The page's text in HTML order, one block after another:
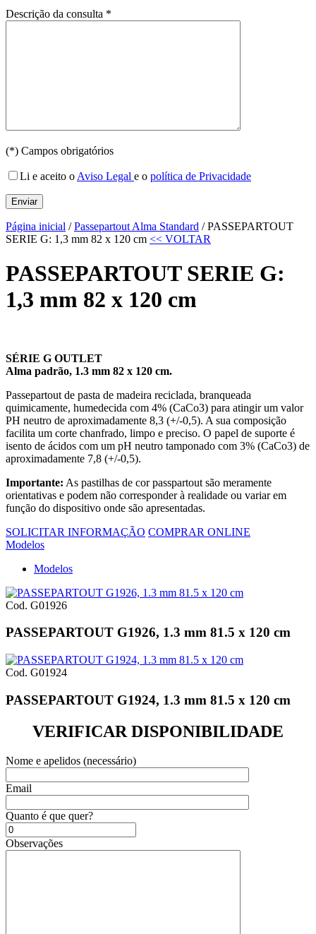
Descrição da consulta *
(*) Campos obrigatórios
Li e aceito o Aviso Legal e o política de Privacidade
Página inicial /Passepartout Alma Standard / PASSEPARTOUT
SERIE G: 1,3 mm 82 x 120 cm << VOLTAR
PASSEPARTOUT SERIE G:
1,3 mm 82 x 120 cm
SÉRIE G OUTLET
Alma padrão, 1.3 mm 82 x 120 cm.
Passepartout de pasta de madeira reciclada, branqueada
quimicamente, humedecida com 4% (CaCo3) para atingir um valor
PH neutro de aproximadamente 8,3 (+/-0,5). A sua composição
facilita um corte chanfrado, limpo e preciso. O papel de suporte é
isento de ácidos com um pH neutro tamponado com 3% (CaCo3) de
aproximadamente 7,8 (+/-0,5).
Importante: As pastilhas de cor passpartout são meramente
orientativas e podem não corresponder à realidade ou variar em
função do dispositivo onde são apresentadas.
SOLICITAR INFORMAÇÃO COMPRAR ONLINE
Modelos
Modelos
Cod. G01926
PASSEPARTOUT G1926, 1.3 mm 81.5 x 120 cm
Cod. G01924
PASSEPARTOUT G1924, 1.3 mm 81.5 x 120 cm
VERIFICAR DISPONIBILIDADE
Nome e apelidos (necessário)
Email
Quanto é que quer?
Observações